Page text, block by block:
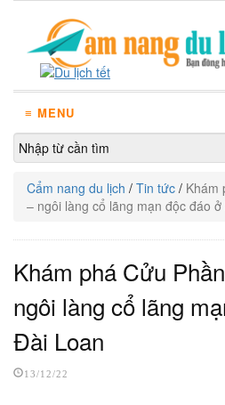
≡ MENU
Cẩm nang du lịch / Tin tức / Khám
– ngôi làng cổ lãng mạn độc đáo
Khám phá Cửu
ngôi làng cổ lãng
Đài Loan
13/12/22